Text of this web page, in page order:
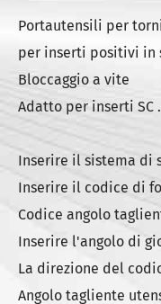
Portautensili per
per inserti positivi in
Bloccaggio a vite
Adatto per inserti SC
Inserire il sistema di
Inserire il codice di
Codice angolo
Inserire l'angolo di
La direzione del
Angolo tagliente